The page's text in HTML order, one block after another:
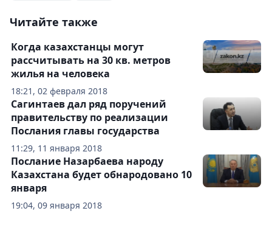
Читайте также
18:21, 02 февраля 2018
Когда казахстанцы могут
рассчитывать на 30 кв. метров
жилья на человека
11:29, 11 января 2018
Сагинтаев дал ряд поручений
правительству по реализации
Послания главы государства
19:04, 09 января 2018
Послание Назарбаева народу
Казахстана будет обнародовано 10
января